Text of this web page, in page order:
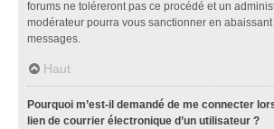
forums ne toléreront pas ce procédé et un
modérateur pourra vous sanctionner en
messages.
Haut
Pourquoi m’est-il demandé de me connecter
lien de courrier électronique d’un utilisateur ?